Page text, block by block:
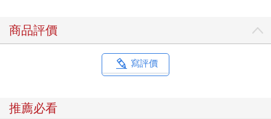
商品評價
寫評價
推薦必看